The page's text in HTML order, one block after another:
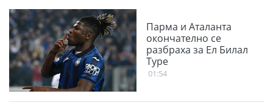
Парма и Аталанта
окончателно се
разбраха за Ел Билал
Туре
01:54